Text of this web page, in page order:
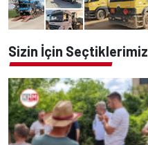
Sizin İçin Seçtiklerimiz